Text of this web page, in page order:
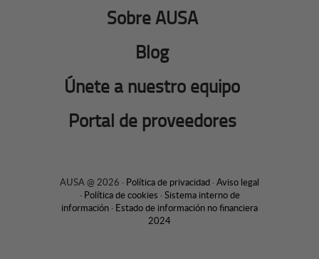
Sobre AUSA
Blog
Únete a nuestro equipo
Portal de proveedores
AUSA @ 2026 · Política de privacidad ·Aviso legal
· Política de cookies ·Sistema interno de
información · Estado de información no financiera
2024